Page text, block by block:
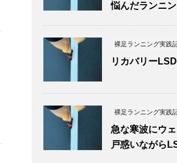
悩んだランニ
裸足ランニング実践
リカバリー
裸足ランニング実践
急な寒波にウ
戸惑いながら